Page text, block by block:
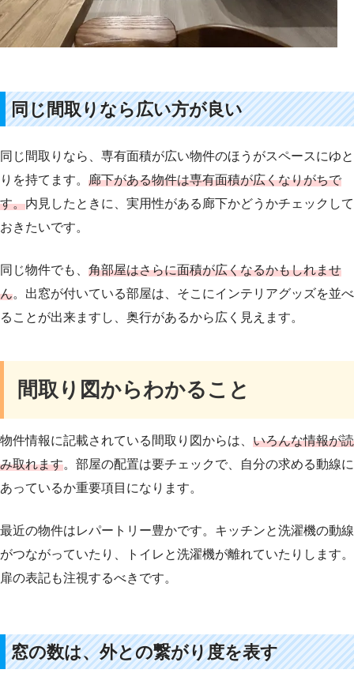
同じ間取りなら広い方が良い
同じ間取りなら、専有面積が広い物件のほうがスペースにゆと
りを持てます。 廊下がある物件は専有面積が広くなりがちで
す。内見したときに、実用性がある廊下かどうかチェックして
おきたいです。
同じ物件でも、 角部屋はさらに面積が広くなるかもしれませ
ん。出窓が付いている部屋は、そこにインテリアグッズを並べ
ることが出来ますし、奥行があるから広く見えます。
間取り図からわかること
物件情報に記載されている間取り図からは、 いろんな情報が読
み取れます。部屋の配置は要チェックで、自分の求める動線に
あっているか重要項目になります。
最近の物件はレパートリー豊かです。キッチンと洗濯機の動線
がつながっていたり、トイレと洗濯機が離れていたりします。
扉の表記も注視するべきです。
窓の数は、外との繋がり度を表す